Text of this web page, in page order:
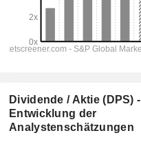
Dividende / Aktie (DPS) -
Entwicklung der
Analystenschätzungen